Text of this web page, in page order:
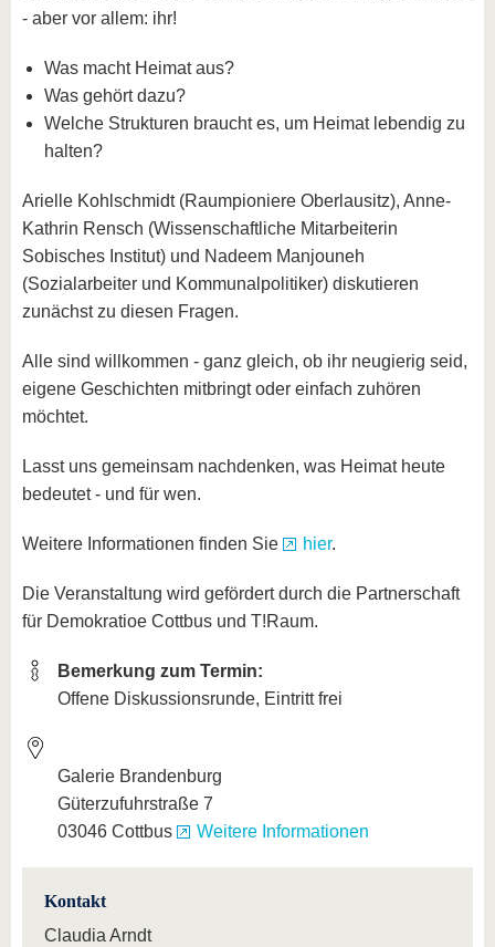
- aber vor allem: ihr!
Was macht Heimat aus?
Was gehört dazu?
Welche Strukturen braucht es, um Heimat lebendig zu
halten?
Arielle Kohlschmidt (Raumpioniere Oberlausitz), Anne-
Kathrin Rensch (Wissenschaftliche Mitarbeiterin
Sobisches Institut) und Nadeem Manjouneh
(Sozialarbeiter und Kommunalpolitiker) diskutieren
zunächst zu diesen Fragen.
Alle sind willkommen - ganz gleich, ob ihr neugierig seid,
eigene Geschichten mitbringt oder einfach zuhören
möchtet.
Lasst uns gemeinsam nachdenken, was Heimat heute
bedeutet - und für wen.
Weitere Informationen finden Sie hier.
Die Veranstaltung wird gefördert durch die Partnerschaft
für Demokratioe Cottbus und T!Raum.
Bemerkung zum Termin:
Offene Diskussionsrunde, Eintritt frei
Galerie Brandenburg
Güterzufuhrstraße 7
03046 Cottbus
Weitere Informationen
Kontakt
Claudia Arndt